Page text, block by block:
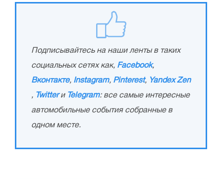
Подписывайтесь на наши ленты в таких
социальных сетях как, Facebook,
Вконтакте, Instagram, Pinterest, Yandex Zen
, Twitterи Telegram: все самые интересные
автомобильные события собранные в
одном месте.